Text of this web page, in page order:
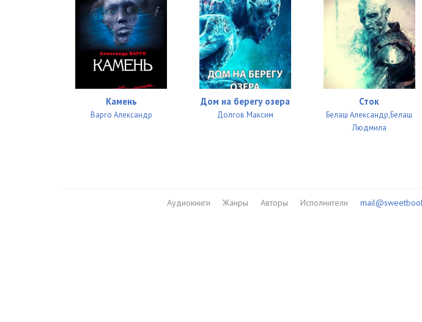
Камень
Варго Александр
Дом на берегу озера
Долгов Максим
Сток
Белаш Александр,Белаш
Людмила
Аудиокниги Жанры Авторы Исполнители